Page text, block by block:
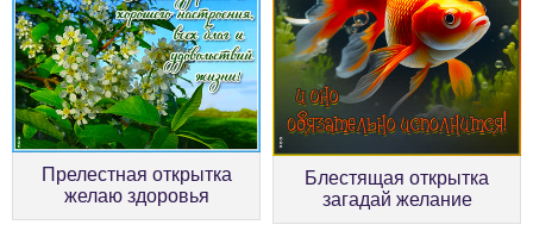
Блестящая открытка
загадай желание
Прелестная открытка
желаю здоровья